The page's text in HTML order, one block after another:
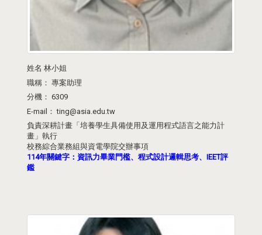
姓名 林小姐
職稱： 專案助理
分機： 6309
E-mail： ting@asia.edu.tw
負責深耕計畫「培養學生具備使用及運用程式語言之能力計
畫」執行
校務綜合業務組與資電學院交辦事項
114年關鍵字：資訊力畢業門檻、程式設計邏輯思考、IEET評
鑑